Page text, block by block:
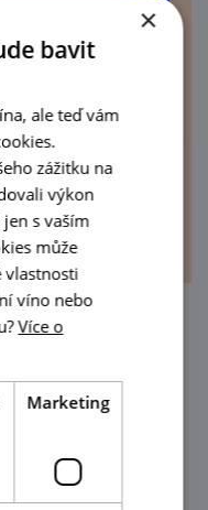
Mrak, O
krysák
×
bavit
ale teď vám
zážitku na
výkon
s vaším
může
vlastnosti
víno nebo
Více o
Marketing